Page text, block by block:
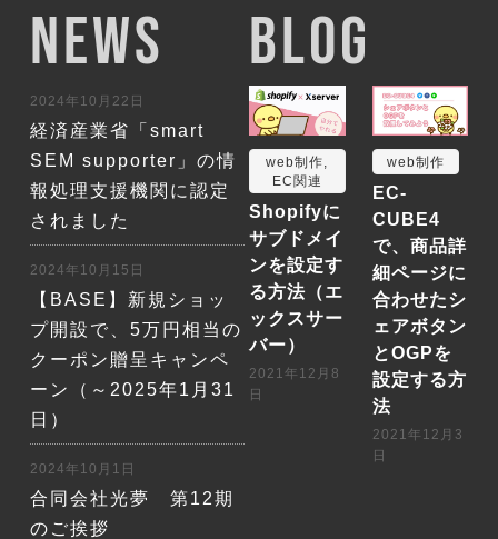
NEWS
2024年10月22日
経済産業省「smart
SEM supporter」の情
報処理支援機関に認定
されました
2024年10月15日
【BASE】新規ショッ
プ開設で、5万円相当の
クーポン贈呈キャンペ
ーン（～2025年1月31
日）
2024年10月1日
合同会社光夢 第12期
のご挨拶
BLOG
web制作
EC関連
Shopifyに
サブドメイ
ンを設定す
る方法（エ
ックスサー
バー）
2021年12月8
日
web制作
EC-
CUBE4
で、商品詳
細ページに
合わせたシ
ェアボタン
とOGPを
設定する方
法
2021年12月3
日